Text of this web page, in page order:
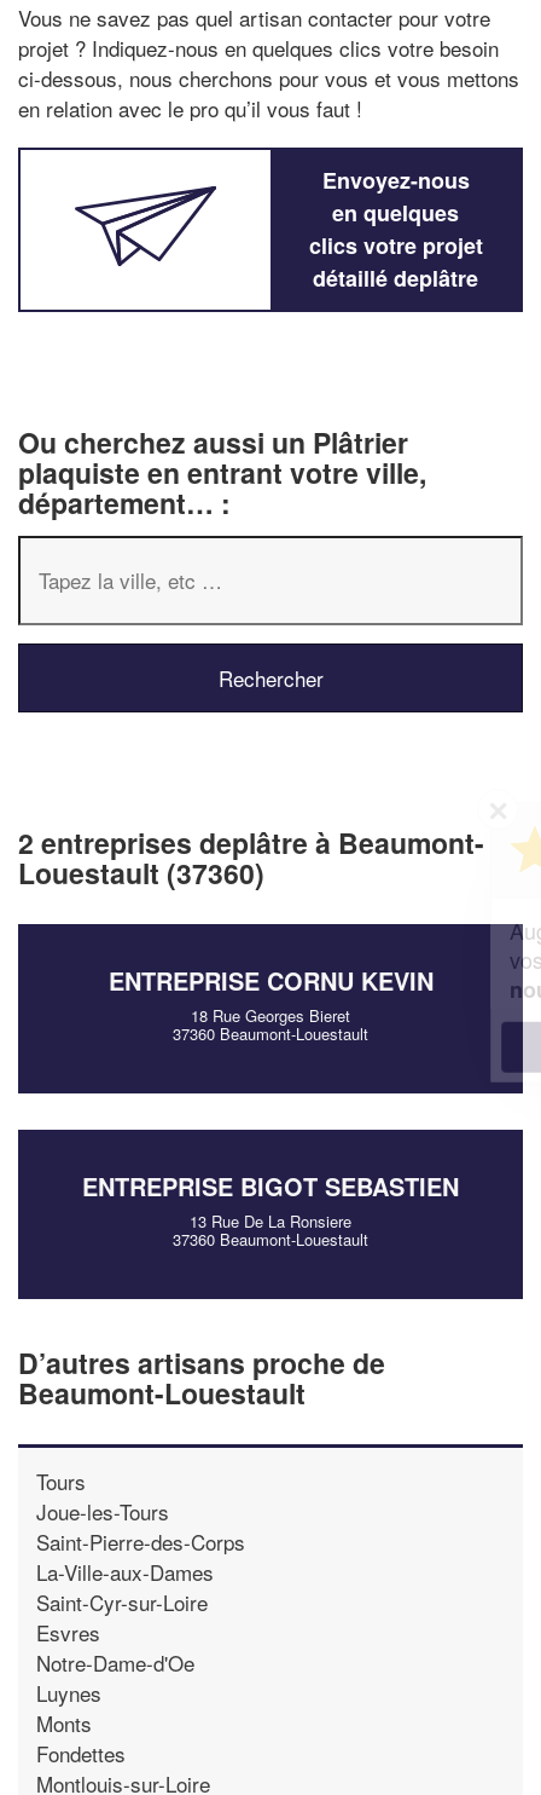
Vous ne savez pas quel artisan contacter pour votre
projet ? Indiquez-nous en quelques clics votre besoin
ci-dessous, nous cherchons pour vous et vous mettons
en relation avec le pro qu’il vous faut !
Envoyez-nous
en quelques
clics votre projet
détaillé deplâtre
Ou cherchez aussi un Plâtrier
plaquiste en entrant votre ville,
département… :
2 entreprises deplâtre à Beaumont-
Louestault (37360)
ENTREPRISE CORNU KEVIN
18 Rue Georges Bieret
37360 Beaumont-Louestault
ENTREPRISE BIGOT SEBASTIEN
13 Rue De La Ronsiere
37360 Beaumont-Louestault
D’autres artisans proche de
Beaumont-Louestault
Tours
Joue-les-Tours
Saint-Pierre-des-Corps
La-Ville-aux-Dames
Saint-Cyr-sur-Loire
Esvres
Notre-Dame-d'Oe
Luynes
Monts
Fondettes
Montlouis-sur-Loire
Vous êtes un
professionnel ?
Augmentez votrechiffre d'affaireset
nouveaux clients!
En savoir plus